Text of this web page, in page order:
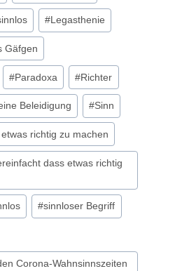
#Legasthenie
Gäfgen
#Paradoxa #Richter
Beleidigung #Sinn
richtig zu machen
dass etwas richtig
#sinnloser Begriff
Corona-Wahnsinnszeiten